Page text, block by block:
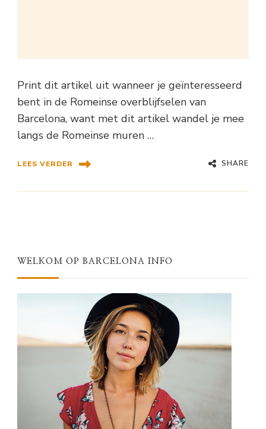
Print dit artikel uit wanneer je geïnteresseerd
bent in de Romeinse overblijfselen van
Barcelona, want met dit artikel wandel je mee
langs de Romeinse muren …
LEES VERDER SHARE
WELKOM OP BARCELONA INFO